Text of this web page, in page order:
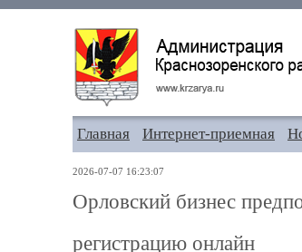
Главная Интернет-приемная
2026-07-07 16:23:07
Орловский бизнес
регистрацию онлайн